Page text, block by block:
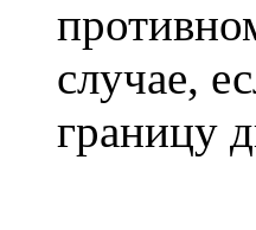
случае,
границу